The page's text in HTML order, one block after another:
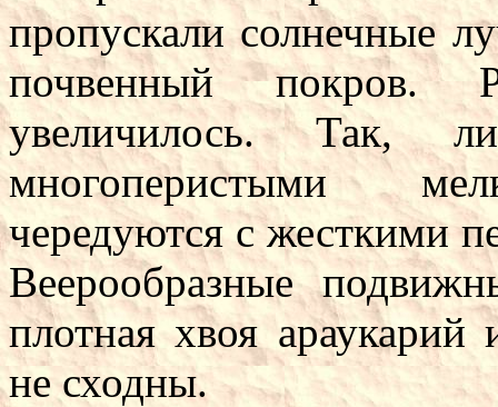
пропускали солнечные
почвенный покров.
увеличилось. Так,
многоперистыми
чередуются с жесткими
Веерообразные
плотная хвоя
не сходны.